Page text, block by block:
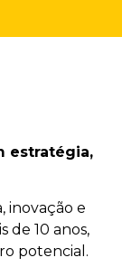
estratégia,
inovação e
de 10 anos,
potencial.